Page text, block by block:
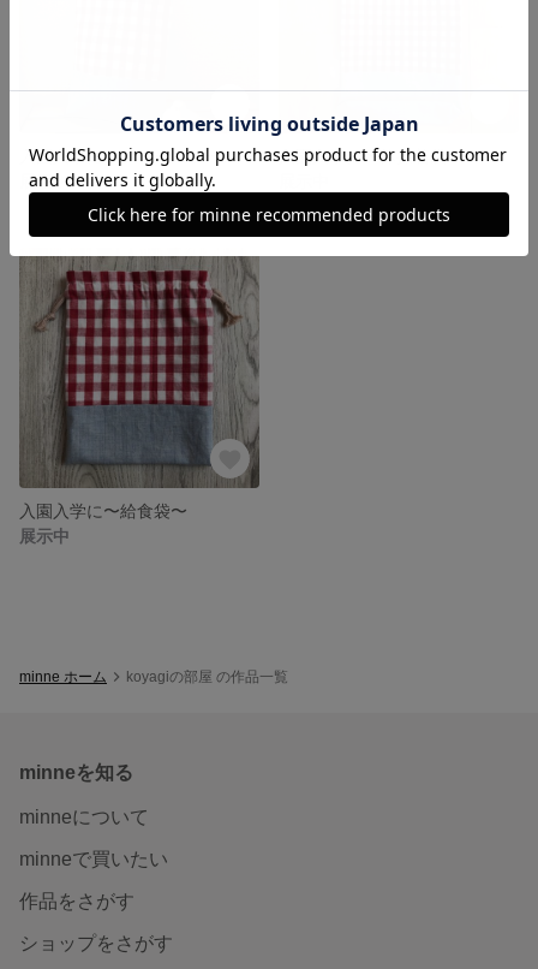
入園入学に〜シューズケース〜
展示中
入園入学に〜体操着袋〜
入園入学に〜給食袋〜
展示中
minne ホーム koyagiの部屋 の作品一覧
minneを知る
minneについて
minneで買いたい
作品をさがす
ショップをさがす